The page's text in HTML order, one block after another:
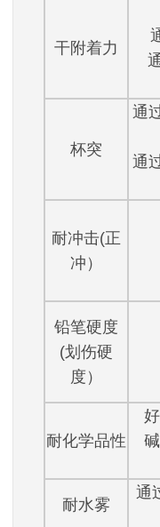
干附着力
杯突
通
通
耐冲击(正
冲）
铅笔硬度
(划伤硬
度）
耐化学品性
耐水雾
通